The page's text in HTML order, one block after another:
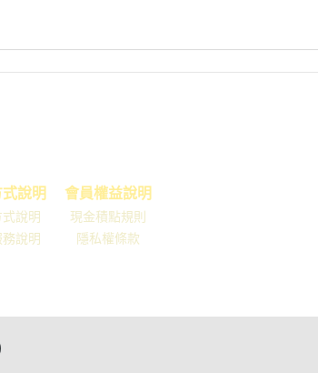
說明
說明
說明
會員權益說明
現金積點規則
隱私權條款